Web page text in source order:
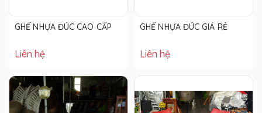
GHẾ NHỰA ĐÚC CAO CẤP
Liên hệ
GHẾ NHỰA ĐÚC GIÁ RẺ
Liên hệ